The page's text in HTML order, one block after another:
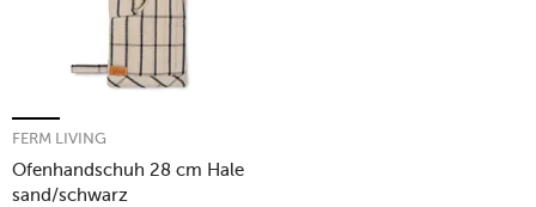
Ofenhandschuh 28 cm Hale
sand/schwarz
FERM LIVING